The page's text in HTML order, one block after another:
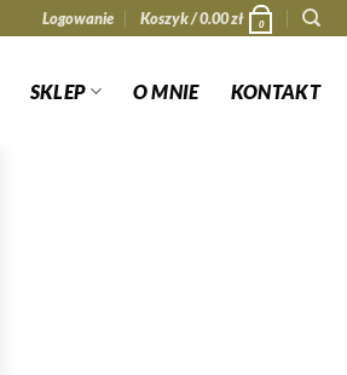
Logowanie Koszyk /0.00zł 0
SKLEP O MNIE KONTAKT